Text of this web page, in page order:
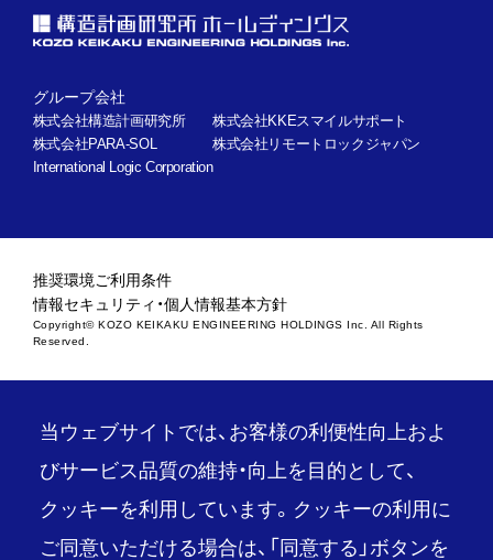
グループ会社
株式会社構造計画研究所
株式会社KKEスマイルサポート
株式会社PARA-SOL
株式会社リモートロックジャパン
International Logic Corporation
推奨環境ご利用条件
情報セキュリティ・個人情報基本方針
Copyright© KOZO KEIKAKU ENGINEERING HOLDINGS Inc. All Rights
Reserved.
当ウェブサイトでは、お客様の利便性向上およ
びサービス品質の維持・向上を目的として、
クッキーを利用しています。クッキーの利用に
ご同意いただける場合は、「同意する」ボタンを